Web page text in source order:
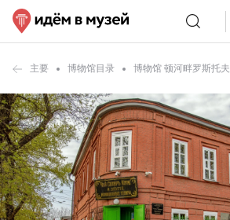
主要 博物馆目录 博物馆 顿河畔罗斯托夫